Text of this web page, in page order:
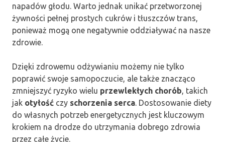
napadów głodu. Warto jednak unikać przetworzonej
żywności pełnej prostych cukrów i tłuszczów trans,
ponieważ mogą one negatywnie oddziaływać na nasze
zdrowie.
Dzięki zdrowemu odżywianiu możemy nie tylko
poprawić swoje samopoczucie, ale także znacząco
zmniejszyć ryzyko wielu przewlekłych chorób, takich
jak otyłość czy schorzenia serca. Dostosowanie diety
do własnych potrzeb energetycznych jest kluczowym
krokiem na drodze do utrzymania dobrego zdrowia
przez całe życie.